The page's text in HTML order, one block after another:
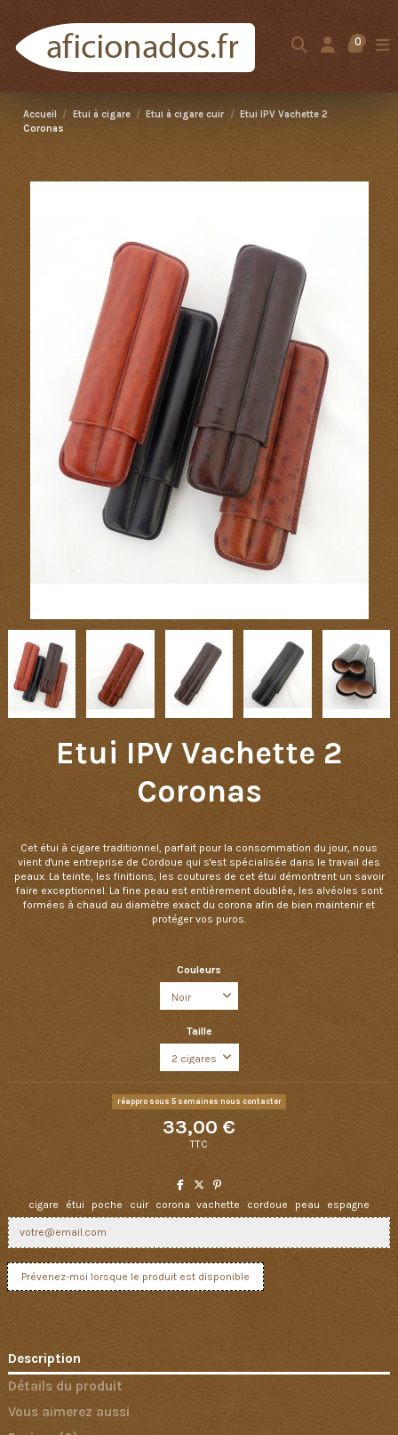
0
Accueil Etui à cigare Etui à cigare cuir
Etui IPV Vachette 2
Coronas
Etui IPV Vachette 2
Coronas
Cet étui à cigare traditionnel, parfait pour la consommation du jour, nous
vient d'une entreprise de Cordoue qui s'est spécialisée dans le travail des
peaux. La teinte, les finitions, les coutures de cet étui démontrent un savoir
faire exceptionnel. La fine peau est entièrement doublée, les alvéoles sont
formées à chaud au diamètre exact du corona afin de bien maintenir et
protéger vos puros.
Couleurs
Taille
réappro sous 5 semaines nous contacter
33,00 €
TTC
cigare étui poche cuir corona vachette cordoue peau espagne
Description
Détails du produit
Vous aimerez aussi